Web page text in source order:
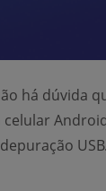
há dúvida